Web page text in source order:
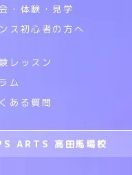
・体験・見学
ス初心者の方へ
レッスン
ム
ある質問
ARTS 高田馬場校